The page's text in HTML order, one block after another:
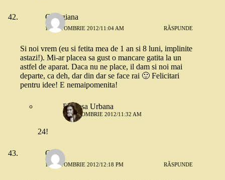
Georgiana
18 OCTOMBRIE 2012/11:04 AM RĂSPUNDE
Si noi vrem (eu si fetita mea de 1 an si 8 luni, implinite
astazi!). Mi-ar placea sa gust o mancare gatita la un
astfel de aparat. Daca nu ne place, il dam si noi mai
departe, ca deh, dar din dar se face rai 🙂 Felicitari
pentru idee! E nemaipomenita!
Printesa Urbana
18 OCTOMBRIE 2012/11:32 AM
24!
Oana
18 OCTOMBRIE 2012/12:18 PM RĂSPUNDE